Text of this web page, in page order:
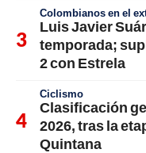
Colombianos en el
Luis Javier
temporada;
2 con Estrela
Ciclismo
Clasificación
2026, tras la
Quintana